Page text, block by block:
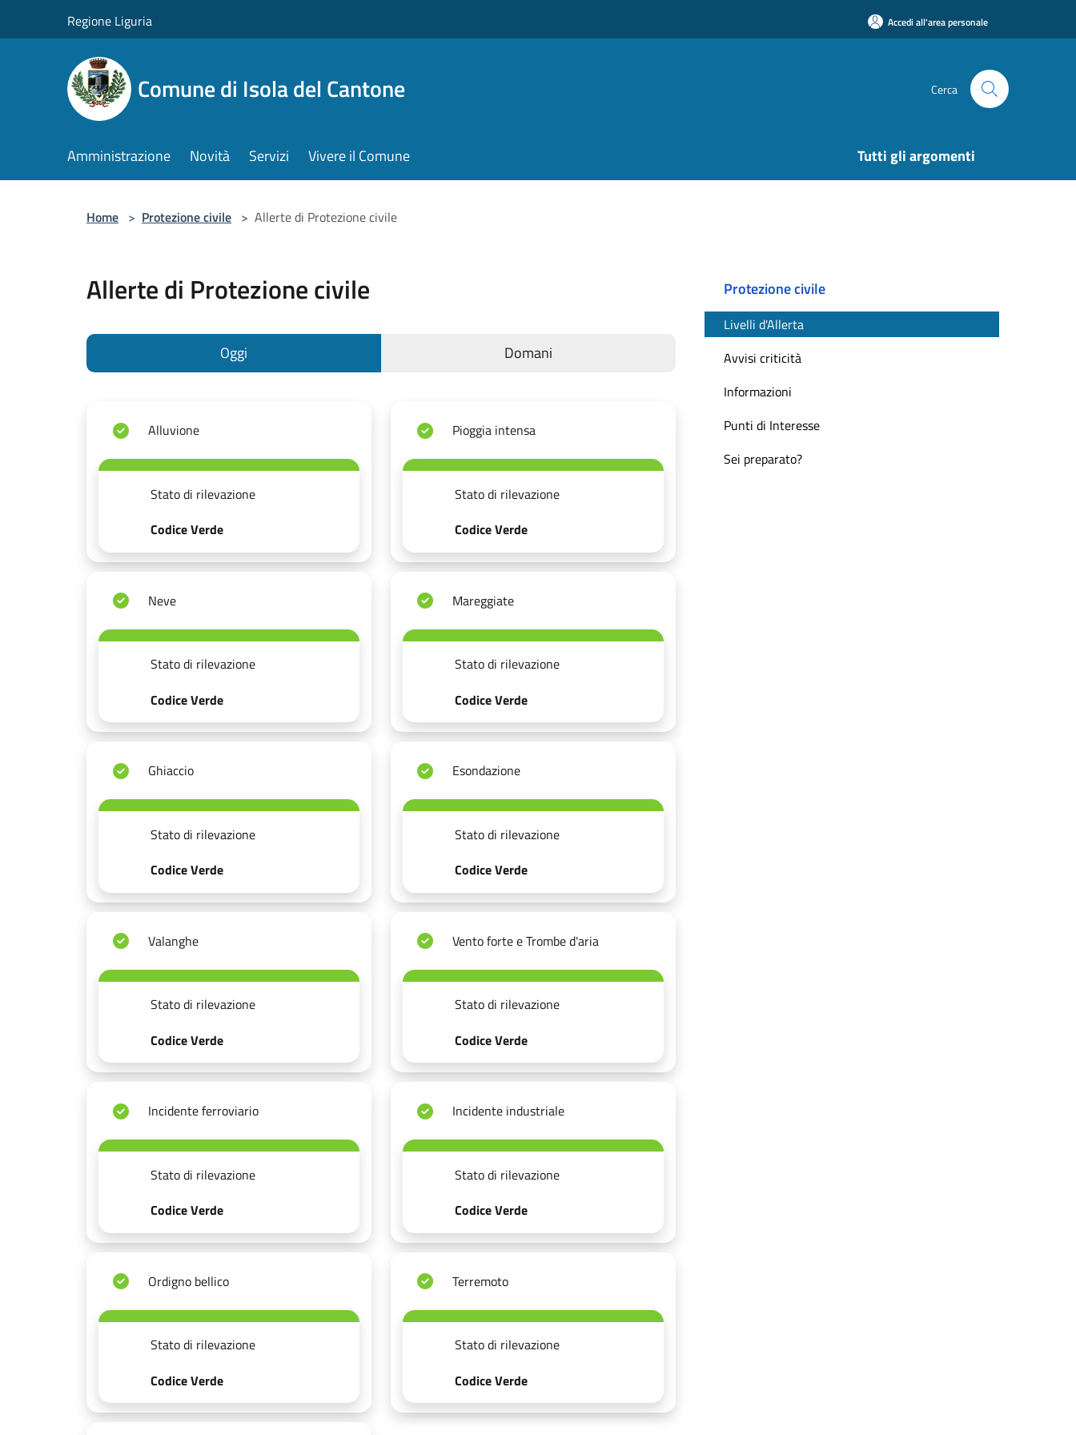
Regione Liguria Accedi all'area personale
Comune di Isola del Cantone Cerca
Amministrazione Novità Servizi Vivere il Comune Tutti gli argomenti
Home > Protezione civile > Allerte di Protezione civile
Allerte di Protezione civile
Oggi Domani
Alluvione
Stato di rilevazione
Codice Verde
Pioggia intensa
Stato di rilevazione
Codice Verde
Neve
Stato di rilevazione
Codice Verde
Mareggiate
Stato di rilevazione
Codice Verde
Ghiaccio
Stato di rilevazione
Codice Verde
Esondazione
Stato di rilevazione
Codice Verde
Valanghe
Stato di rilevazione
Codice Verde
Vento forte e Trombe d'aria
Stato di rilevazione
Codice Verde
Incidente ferroviario
Stato di rilevazione
Codice Verde
Incidente industriale
Stato di rilevazione
Codice Verde
Ordigno bellico
Stato di rilevazione
Codice Verde
Terremoto
Stato di rilevazione
Codice Verde
Protezione civile
Livelli d'Allerta
Avvisi criticità
Informazioni
Punti di Interesse
Sei preparato?